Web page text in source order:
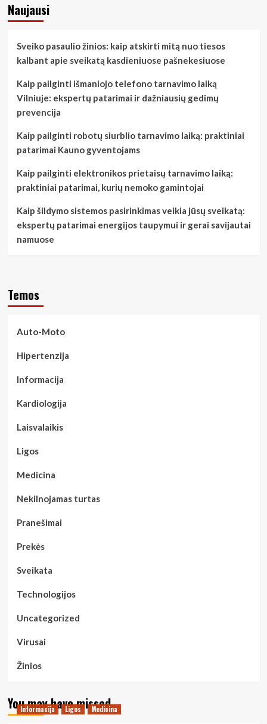
Naujausi
Sveiko pasaulio žinios: kaip atskirti mitą nuo tiesos
kalbant apie sveikatą kasdieniuose pašnekesiuose
Kaip pailginti išmaniojo telefono tarnavimo laiką
Vilniuje: ekspertų patarimai ir dažniausių gedimų
prevencija
Kaip pailginti robotų siurblio tarnavimo laiką: praktiniai
patarimai Kauno gyventojams
Kaip pailginti elektronikos prietaisų tarnavimo laiką:
praktiniai patarimai, kurių nemoko gamintojai
Kaip šildymo sistemos pasirinkimas veikia jūsų sveikatą:
ekspertų patarimai energijos taupymui ir gerai savijautai
namuose
Temos
Auto-Moto
Hipertenzija
Informacija
Kardiologija
Laisvalaikis
Ligos
Medicina
Nekilnojamas turtas
Pranešimai
Prekės
Sveikata
Technologijos
Uncategorized
Virusai
Žinios
You may have missed
Informacija Ligos Medicina